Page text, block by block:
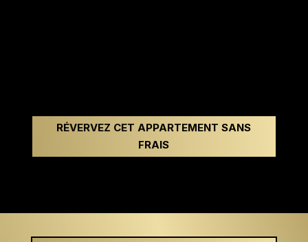
RÉVERVEZ CET APPARTEMENT SANS
FRAIS